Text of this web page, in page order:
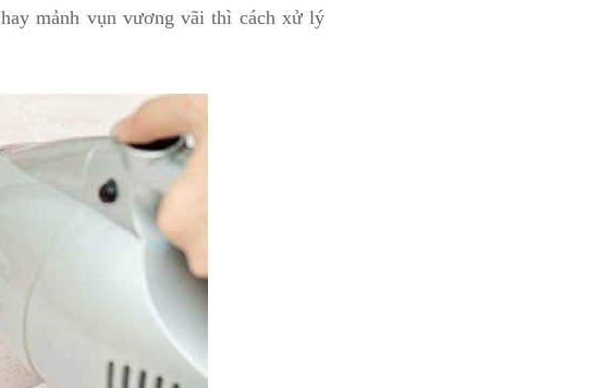
mảnh vụn vương vãi thì cách xử lý